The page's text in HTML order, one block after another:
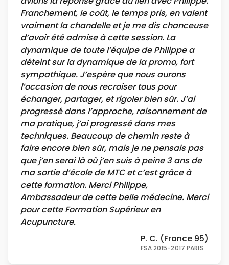
Franchement, le coût, le temps pris, en valent
vraiment la chandelle et je me dis chanceuse
d’avoir été admise à cette session. La
dynamique de toute l’équipe de Philippe a
déteint sur la dynamique de la promo, fort
sympathique. J’espère que nous aurons
l’occasion de nous recroiser tous pour
échanger, partager, et rigoler bien sûr. J’ai
progressé dans l’approche, raisonnement de
ma pratique, j’ai progressé dans mes
techniques. Beaucoup de chemin reste à
faire encore bien sûr, mais je ne pensais pas
que j’en serai là où j’en suis à peine 3 ans de
ma sortie d’école de MTC et c’est grâce à
cette formation. Merci Philippe,
Ambassadeur de cette belle médecine. Merci
pour cette Formation Supérieur en
Acupuncture.
P. C. (France 95)
FSA 2015-2017 PARIS